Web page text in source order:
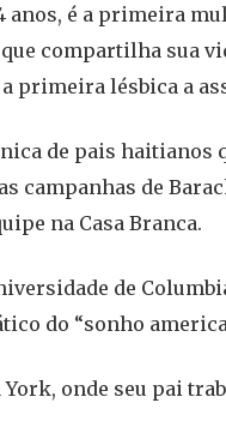
anos, é a primeira
compartilha sua
primeira lésbica a
de pais haitianos
campanhas de
na Casa Branca.
de
do “sonho
York, onde seu pai